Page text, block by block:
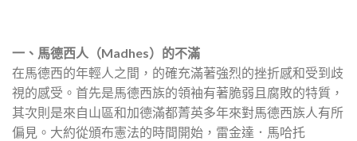
一、馬德西人（Madhes）的不滿
在馬德西的年輕人之間，的確充滿著強烈的挫折感和受到歧
視的感受。首先是馬德西族的領袖有著脆弱且腐敗的特質，
其次則是來自山區和加德滿都菁英多年來對馬德西族人有所
偏見。大約從頒布憲法的時間開始，雷金達．馬哈托